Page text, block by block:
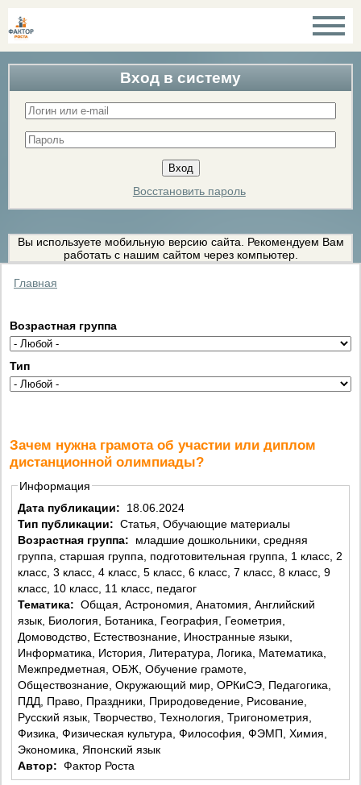
Вход в систему
Восстановить пароль
Вы используете мобильную версию сайта. Рекомендуем Вам
работать с нашим сайтом через компьютер.
Главная
Возрастная группа
Тип
Зачем нужна грамота об участии или диплом
дистанционной олимпиады?
Информация
Дата публикации:
18.06.2024
Тип публикации: Статья, Обучающие материалы
Возрастная группа:
группа, старшая группа, подготовительная группа, 1 класс, 2
класс, 3 класс, 4 класс, 5 класс, 6 класс, 7 класс, 8 класс, 9
класс, 10 класс, 11 класс, педагог
Тематика: Общая, Астрономия, Анатомия, Английский
язык, Биология, Ботаника, География, Геометрия,
Домоводство, Естествознание, Иностранные языки,
Информатика, История, Литература, Логика, Математика,
Межпредметная, ОБЖ, Обучение грамоте,
Обществознание, Окружающий мир, ОРКиСЭ, Педагогика,
ПДД, Право, Праздники, Природоведение, Рисование,
Русский язык, Творчество, Технология, Тригонометрия,
Физика, Физическая культура, Философия, ФЭМП, Химия,
Экономика, Японский язык
Автор: Фактор Роста